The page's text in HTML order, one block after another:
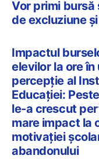
Vor primi bursă
de excluziune
Impactul
elevilor la ore
percepție al
Educației:
le-a crescut
mare impact la
motivației
abandonului